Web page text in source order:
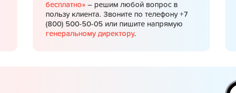
бесплатно»– решим любой вопрос в
пользу клиента. Звоните по телефону +7
(800) 500-50-05 или пишите напрямую
генеральному директору.